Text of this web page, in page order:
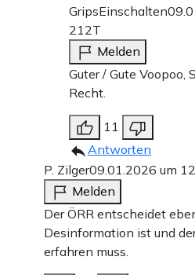
GripsEinschalten
212T
Melden
Guter / Gute Voopoo,
Recht.
11
Antworten
P. Zilger09.01.2026 um
Melden
Der ÖRR entscheidet
Desinformation ist und
erfahren muss.